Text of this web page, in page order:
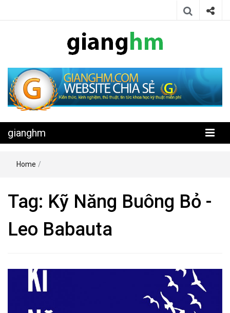
gianghm
kỹ thuật miễn phí
gianghm
Home /
Tag: Kỹ Năng Buông Bỏ -
Leo Babauta